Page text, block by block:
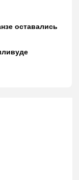
оставались